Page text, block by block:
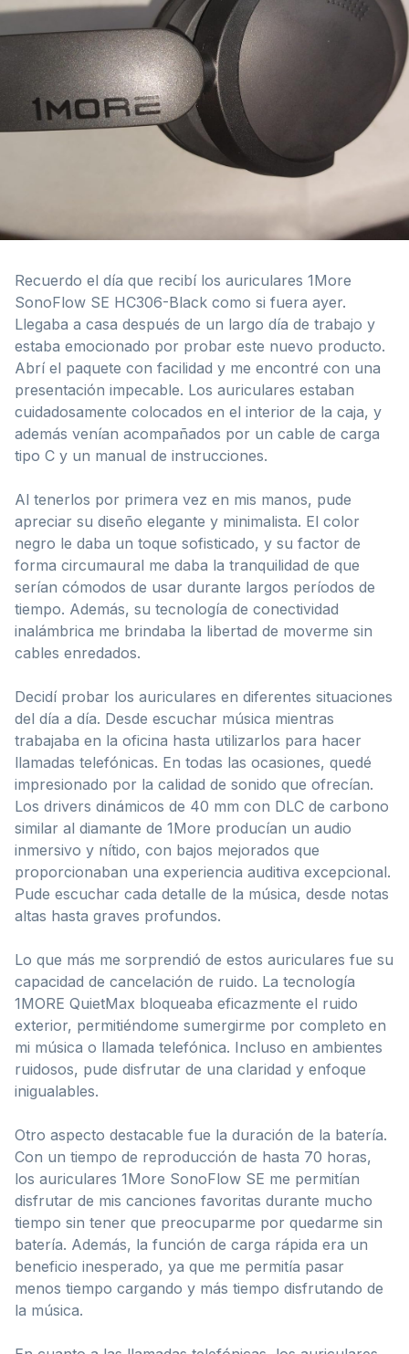
Recuerdo el día que recibí los auriculares 1More
SonoFlow SE HC306-Black como si fuera ayer.
Llegaba a casa después de un largo día de trabajo y
estaba emocionado por probar este nuevo producto.
Abrí el paquete con facilidad y me encontré con una
presentación impecable. Los auriculares estaban
cuidadosamente colocados en el interior de la caja, y
además venían acompañados por un cable de carga
tipo C y un manual de instrucciones.
Al tenerlos por primera vez en mis manos, pude
apreciar su diseño elegante y minimalista. El color
negro le daba un toque sofisticado, y su factor de
forma circumaural me daba la tranquilidad de que
serían cómodos de usar durante largos períodos de
tiempo. Además, su tecnología de conectividad
inalámbrica me brindaba la libertad de moverme sin
cables enredados.
Decidí probar los auriculares en diferentes situaciones
del día a día. Desde escuchar música mientras
trabajaba en la oficina hasta utilizarlos para hacer
llamadas telefónicas. En todas las ocasiones, quedé
impresionado por la calidad de sonido que ofrecían.
Los drivers dinámicos de 40 mm con DLC de carbono
similar al diamante de 1More producían un audio
inmersivo y nítido, con bajos mejorados que
proporcionaban una experiencia auditiva excepcional.
Pude escuchar cada detalle de la música, desde notas
altas hasta graves profundos.
Lo que más me sorprendió de estos auriculares fue su
capacidad de cancelación de ruido. La tecnología
1MORE QuietMax bloqueaba eficazmente el ruido
exterior, permitiéndome sumergirme por completo en
mi música o llamada telefónica. Incluso en ambientes
ruidosos, pude disfrutar de una claridad y enfoque
inigualables.
Otro aspecto destacable fue la duración de la batería.
Con un tiempo de reproducción de hasta 70 horas,
los auriculares 1More SonoFlow SE me permitían
disfrutar de mis canciones favoritas durante mucho
tiempo sin tener que preocuparme por quedarme sin
batería. Además, la función de carga rápida era un
beneficio inesperado, ya que me permitía pasar
menos tiempo cargando y más tiempo disfrutando de
la música.